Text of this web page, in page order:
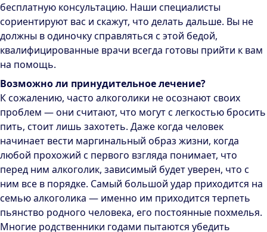
бесплатную консультацию. Наши специалисты
сориентируют вас и скажут, что делать дальше. Вы не
должны в одиночку справляться с этой бедой,
квалифицированные врачи всегда готовы прийти к вам
на помощь.
Возможно ли принудительное лечение?
К сожалению, часто алкоголики не осознают своих
проблем — они считают, что могут с легкостью бросить
пить, стоит лишь захотеть. Даже когда человек
начинает вести маргинальный образ жизни, когда
любой прохожий с первого взгляда понимает, что
перед ним алкоголик, зависимый будет уверен, что с
ним все в порядке. Самый большой удар приходится на
семью алкоголика — именно им приходится терпеть
пьянство родного человека, его постоянные похмелья.
Многие родственники годами пытаются убедить